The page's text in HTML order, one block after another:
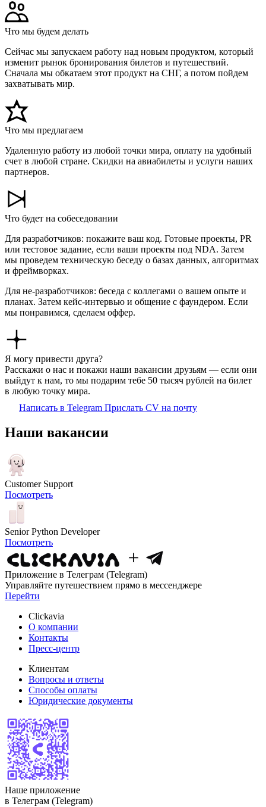
Что мы будем делать
Сейчас мы запускаем работу над новым продуктом, который
изменит рынок бронирования билетов и путешествий.
Сначала мы обкатаем этот продукт на СНГ, а потом пойдем
захватывать мир.
Что мы предлагаем
Удаленную работу из любой точки мира, оплату на удобный
счет в любой стране. Скидки на авиабилеты и услуги наших
партнеров.
Что будет на собеседовании
Для разработчиков: покажите ваш код. Готовые проекты, PR
или тестовое задание, если ваши проекты под NDA. Затем
мы проведем техническую беседу о базах данных, алгоритмах
и фреймворках.
Для не-разработчиков: беседа с коллегами о вашем опыте и
планах. Затем кейс-интервью и общение с фаундером. Если
мы понравимся, сделаем оффер.
Я могу привести друга?
Расскажи о нас и покажи наши вакансии друзьям — если они
выйдут к нам, то мы подарим тебе 50 тысяч рублей на билет
в любую точку мира.
Написать в Telegram Прислать CV на почту
Наши вакансии
Customer Support
Посмотреть
Senior Python Developer
Посмотреть
Приложение в Телеграм (Telegram)
Управляйте путешествием прямо в мессенджере
Перейти
Clickavia
О компании
Контакты
Пресс-центр
Клиентам
Вопросы и ответы
Способы оплаты
Юридические документы
Наше приложение
в Телеграм (Telegram)